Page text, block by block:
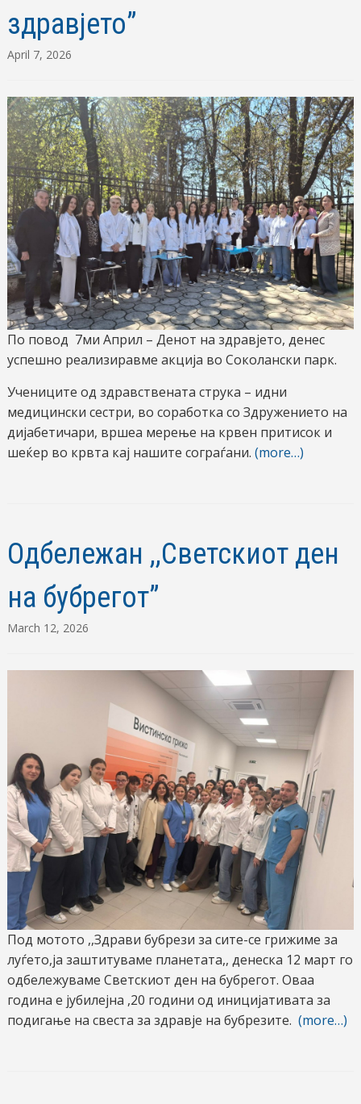
здравјето”
April 7, 2026
По повод 7ми Април – Денот на здравјето, денес
успешно реализиравме акција во Соколански парк.
Учениците од здравствената струка – идни
медицински сестри, во соработка со Здружението на
дијабетичари, вршеа мерење на крвен притисок и
шеќер во крвта кај нашите сограѓани. (more…)
Одбележан ,,Светскиот ден
на бубрегот”
March 12, 2026
Под мотото ,,Здрави бубрези за сите-се грижиме за
луѓето,ја заштитуваме планетата,, денеска 12 март го
одбележуваме Светскиот ден на бубрегот. Оваа
година е јубилејна ,20 години од иницијативата за
подигање на свеста за здравје на бубрезите. (more…)